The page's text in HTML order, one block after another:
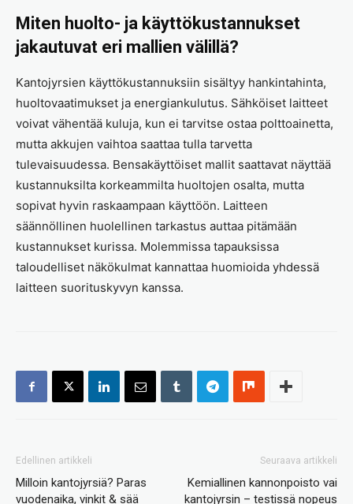
Miten huolto- ja käyttökustannukset
jakautuvat eri mallien välillä?
Kantojyrsien käyttökustannuksiin sisältyy hankintahinta,
huoltovaatimukset ja energiankulutus. Sähköiset laitteet
voivat vähentää kuluja, kun ei tarvitse ostaa polttoainetta,
mutta akkujen vaihtoa saattaa tulla tarvetta
tulevaisuudessa. Bensakäyttöiset mallit saattavat näyttää
kustannuksilta korkeammilta huoltojen osalta, mutta
sopivat hyvin raskaampaan käyttöön. Laitteen
säännöllinen huolellinen tarkastus auttaa pitämään
kustannukset kurissa. Molemmissa tapauksissa
taloudelliset näkökulmat kannattaa huomioida yhdessä
laitteen suorituskyvyn kanssa.
Edellinen artikkeli
Milloin kantojyrsiä? Paras
vuodenaika, vinkit & sää
Seuraava artikkeli
Kemiallinen kannonpoisto vai
kantojyrsin – testissä nopeus